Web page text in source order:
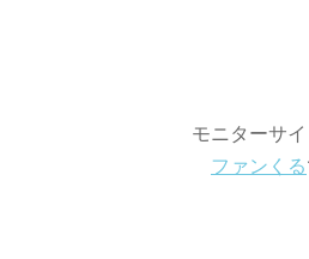
モニターサ
ファンくる